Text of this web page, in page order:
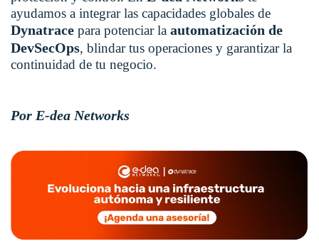
ayudamos a integrar las capacidades globales de
Dynatrace para potenciar la automatización de
DevSecOps, blindar tus operaciones y garantizar la
continuidad de tu negocio.
Por E-dea Networks